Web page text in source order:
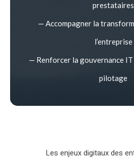
prestataires
— Accompagner la
l’entreprise
— Renforcer la gouvernance IT
pilotage
Les enjeux digitaux des